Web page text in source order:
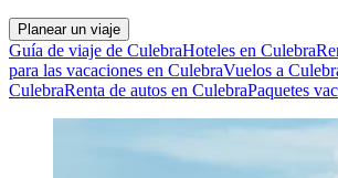
Planear un viaje
Guía de viaje de CulebraHoteles en Culebra
para las vacaciones en CulebraVuelos a
CulebraRenta de autos en CulebraPaquetes